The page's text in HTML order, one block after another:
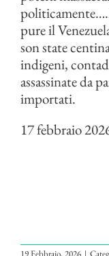
pure il
son state
indigeni,
assassinate da
importati.
17 febbraio